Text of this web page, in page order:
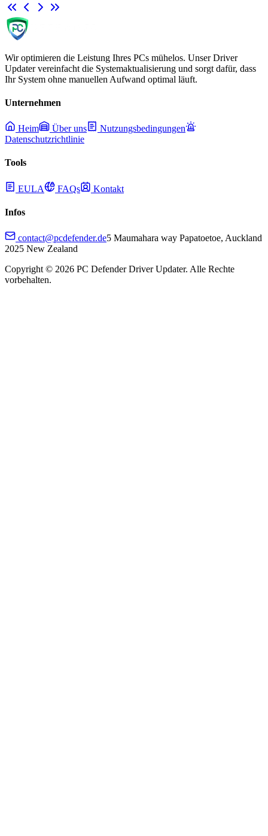
Wir optimieren die Leistung Ihres PCs mühelos. Unser Driver
Updater vereinfacht die Systemaktualisierung und sorgt dafür, dass
Ihr System ohne manuellen Aufwand optimal läuft.
Unternehmen
Heim Über uns
Nutzungsbedingungen
Datenschutzrichtlinie
Tools
EULA FAQs Kontakt
Infos
contact@pcdefender.de5 Maumahara way Papatoetoe, Auckland
2025 New Zealand
Copyright © 2026 PC Defender Driver Updater. Alle Rechte
vorbehalten.